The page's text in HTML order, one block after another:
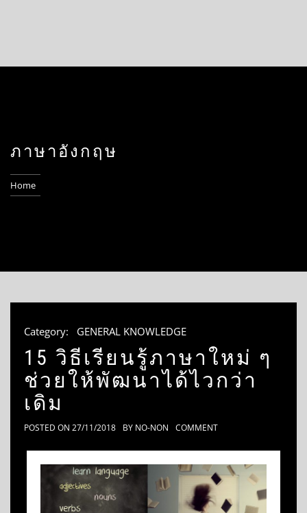
ภาษาอังกฤษ
Home
Category: GENERAL KNOWLEDGE
15 วิธีเรียนรู้ภาษาใหม่ ๆ
ช่วยให้พัฒนาได้ไวกว่า
เดิม
POSTED ON 27/11/2018 BY NO-NON COMMENT